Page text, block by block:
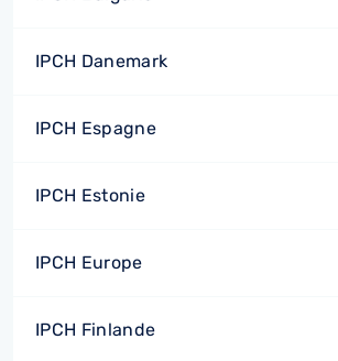
IPCH Danemark
IPCH Espagne
IPCH Estonie
IPCH Europe
IPCH Finlande